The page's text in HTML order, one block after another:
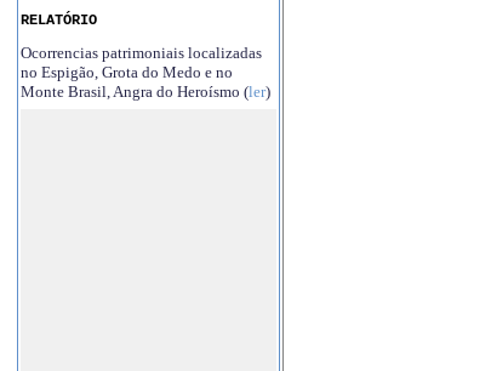
RELATÓRIO
Ocorrencias patrimoniais localizadas
no Espigão, Grota do Medo e no
Monte Brasil, Angra do Heroísmo (ler)